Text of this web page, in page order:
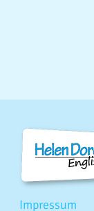
Impressum